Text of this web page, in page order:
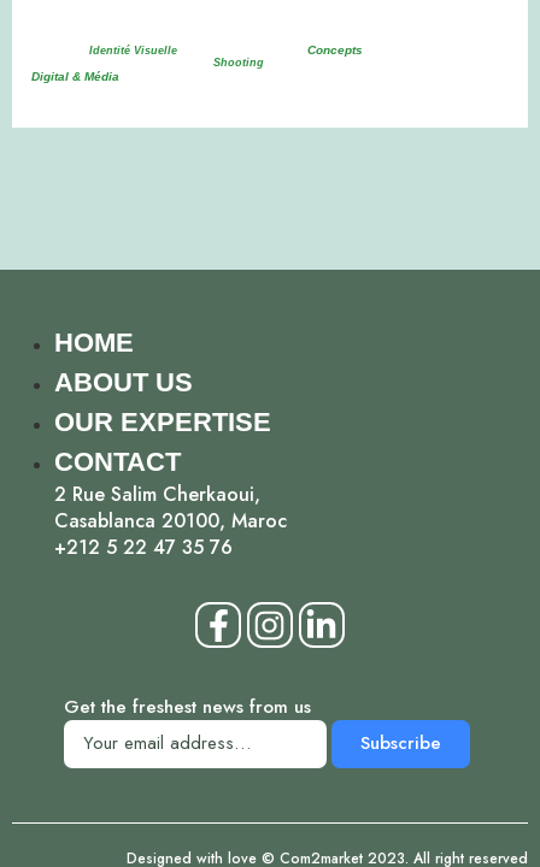
Concepts
Identité Visuelle
Shooting
Digital & Média
HOME
ABOUT US
OUR EXPERTISE
CONTACT
2 Rue Salim Cherkaoui,
Casablanca 20100, Maroc
+212 5 22 47 35 76
Get the freshest news from us
Subscribe
Designed with love © Com2market 2023. All right reserved